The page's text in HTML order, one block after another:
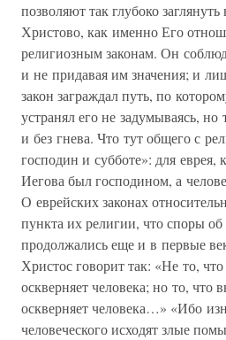
позволяют так глубоко
Христово, как именно Его
религиозным законам. Он
и не придавая им значения; и
закон заграждал путь, по
устранял его не задумываясь,
и без гнева. Что тут общего с
господин и субботе»: для еврея,
Иегова был господином, а
О еврейских законах
пункта их религии, что споры об
продолжались еще и в первые
Христос говорит так: «Не то,
оскверняет человека; но то, что
оскверняет человека…» «Ибо
человеческого исходят злые